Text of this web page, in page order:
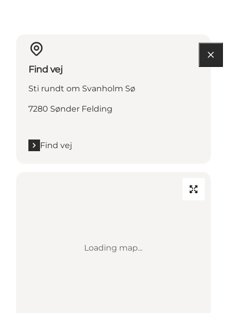
Find vej
Sti rundt om Svanholm Sø
7280 Sønder Felding
Find vej
Loading map...